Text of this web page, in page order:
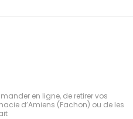
en ligne, de retirer vos
d’Amiens (Fachon) ou de les